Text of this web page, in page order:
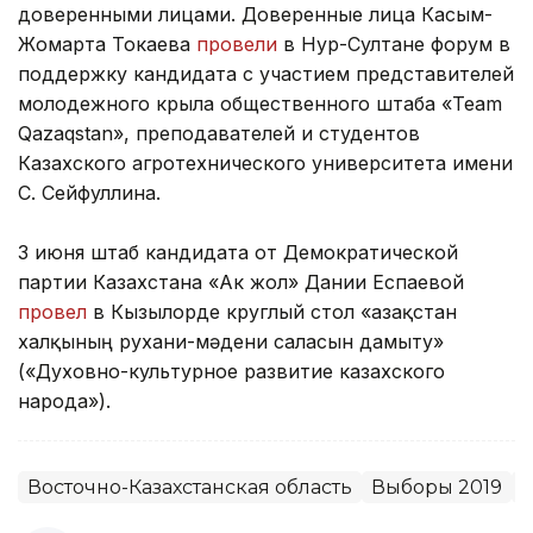
доверенными лицами. Доверенные лица Касым-
Жомарта Токаева провели в Нур-Султане форум в
поддержку кандидата с участием представителей
молодежного крыла общественного штаба «Team
Qazaqstan», преподавателей и студентов
Казахского агротехнического университета имени
С. Сейфуллина.
3 июня штаб кандидата от Демократической
партии Казахстана «Ак жол» Дании Еспаевой
провел в Кызылорде круглый стол «Қазақстан
халқының рухани-мәдени саласын дамыту»
(«Духовно-культурное развитие казахского
народа»).
Восточно-Казахстанская область Выборы 2019